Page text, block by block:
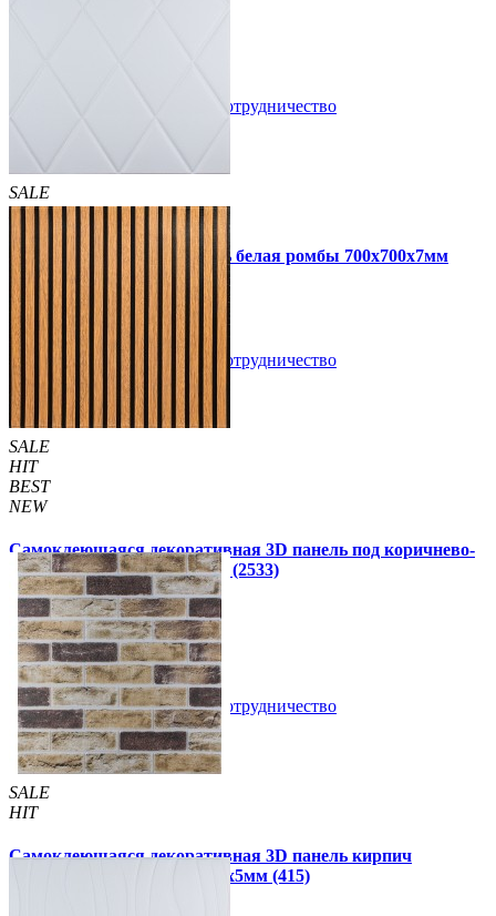
Сотрудничество
SALE
HIT
Самоклеющаяся 3D панель белая ромбы 700x700x7мм
109 грн /шт 160 грн
Купить В закладки Сотрудничество
SALE
HIT
BEST
NEW
Самоклеющаяся декоративная 3D панель под коричнево-
черную рейку 680x670x5мм (2533)
160 грн/шт 199 грн/шт
Купить В закладки Сотрудничество
SALE
HIT
Самоклеющаяся декоративная 3D панель кирпич
песочный клинкер 700x700x5мм (415)